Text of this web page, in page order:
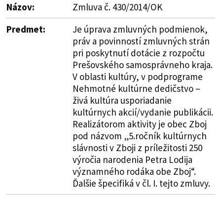
Názov:
Zmluva č. 430/2014/OK
Predmet:
Je úprava zmluvných podmienok,
práv a povinností zmluvných strán
pri poskytnutí dotácie z rozpočtu
Prešovského samosprávneho kraja.
V oblasti kultúry, v podprograme
Nehmotné kultúrne dedičstvo –
živá kultúra usporiadanie
kultúrnych akcií/vydanie publikácii.
Realizátorom aktivity je obec Zboj
pod názvom „5.ročník kultúrnych
slávnosti v Zboji z príležitosti 250
výročia narodenia Petra Lodija
významného rodáka obe Zboj“.
Ďalšie špecifiká v čl. I. tejto zmluvy.